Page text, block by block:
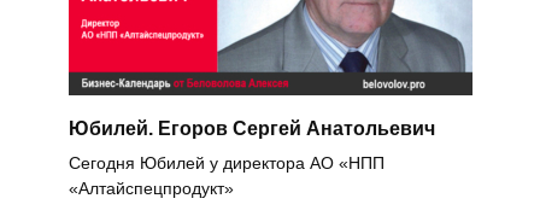
Юбилей. Егоров Сергей Анатольевич
Сегодня Юбилей у директора АО «НПП
«Алтайспецпродукт»